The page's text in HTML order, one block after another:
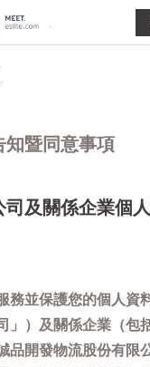
知暨同意事項
司及關係企業個
務並保護您的個人資
」）及關係企業（包
品開發物流股份有限